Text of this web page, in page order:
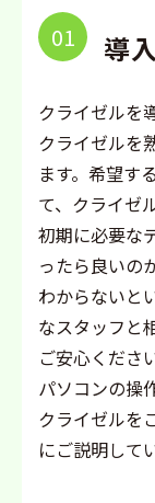
01 導
クライゼルを
クライゼルを
ます。希望す
て、クライゼ
初期に必要な
ったら良いの
わからないと
なスタッフと
ご安心くださ
パソコンの操
クライゼルを
にご説明して